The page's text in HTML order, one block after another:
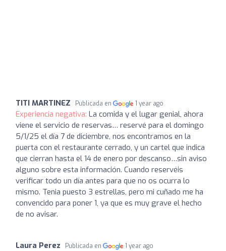
TITI MARTINEZ Publicada en 1 year ago
Experiencia negativa: La comida y el lugar genial, ahora
viene el servicio de reservas… reservé para el domingo
5/1/25 el día 7 de diciembre, nos encontramos en la
puerta con el restaurante cerrado, y un cartel que indica
que cierran hasta el 14 de enero por descanso…sin aviso
alguno sobre esta información. Cuando reservéis
verificar todo un día antes para que no os ocurra lo
mismo. Tenia puesto 3 estrellas, pero mi cuñado me ha
convencido para poner 1, ya que es muy grave el hecho
de no avisar.
Laura Perez Publicada en 1 year ago